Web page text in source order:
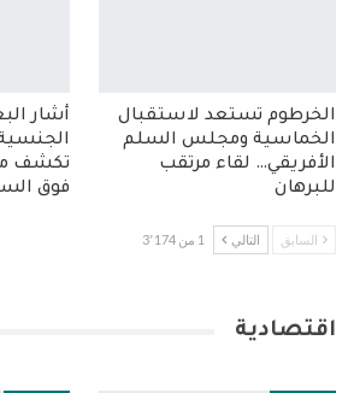
الخرطوم تستعد لاستقبال
الخماسية ومجلس السلم
الأفريقي… لقاء مرتقب
للبرهان
أشار
تكشف
فوق
السابق التالي 1 من 3٬174
اقتصادية